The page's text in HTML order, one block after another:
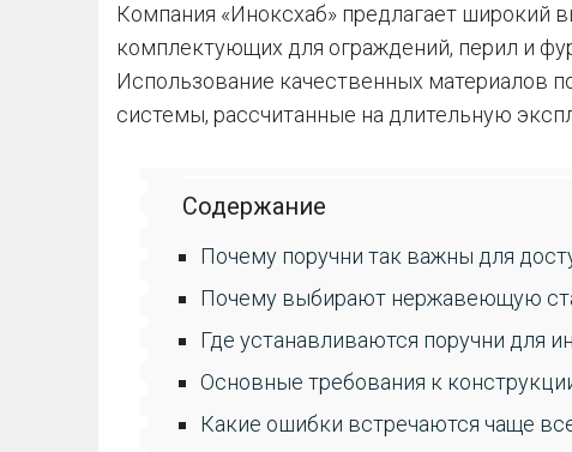
Компания «Иноксхаб» предлагает широкий
комплектующих для ограждений, перил и
Использование качественных материалов
системы, рассчитанные на длительную
Содержание
Почему поручни так важны для
Почему выбирают нержавеющую
Где устанавливаются поручни для
Основные требования к
Какие ошибки встречаются чаще